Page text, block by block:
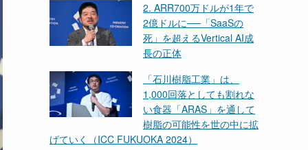
2. ARR700万ドルが1年で
2億ドルに──「SaaSの
死」を超えるVertical AI成
長の正体
「石川樹脂工業」は、
1,000回落としても割れな
い食器「ARAS」を通して
樹脂の可能性を世の中に拡
げていく（ICC FUKUOKA 2024）